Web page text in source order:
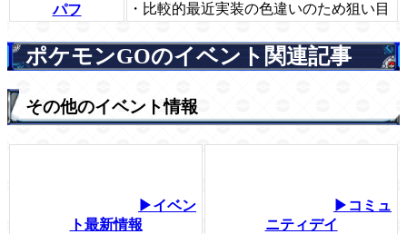
パフ
・比較的最近実装の色違いのため狙い目
ポケモンGOのイベント関連記事
その他のイベント情報
▶イベン
ト最新情報
▶コミュ
ニティデイ